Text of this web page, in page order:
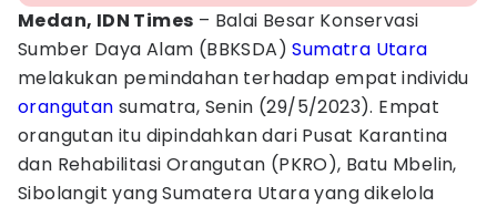
Medan, IDN Times – Balai Besar Konservasi
Sumber Daya Alam (BBKSDA)Sumatra Utara
melakukan pemindahan terhadap empat individu
orangutan sumatra, Senin (29/5/2023). Empat
orangutan itu dipindahkan dari Pusat Karantina
dan Rehabilitasi Orangutan (PKRO), Batu Mbelin,
Sibolangit yang Sumatera Utara yang dikelola